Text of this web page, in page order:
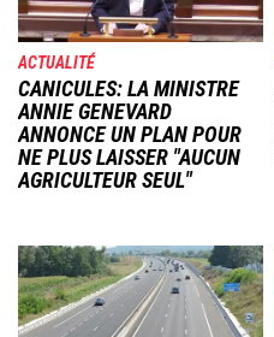
ACTUALITÉ
CANICULES: LA MINISTRE
ANNIE GENEVARD
ANNONCE UN PLAN POUR
NE PLUS LAISSER "AUCUN
AGRICULTEUR SEUL"
Image